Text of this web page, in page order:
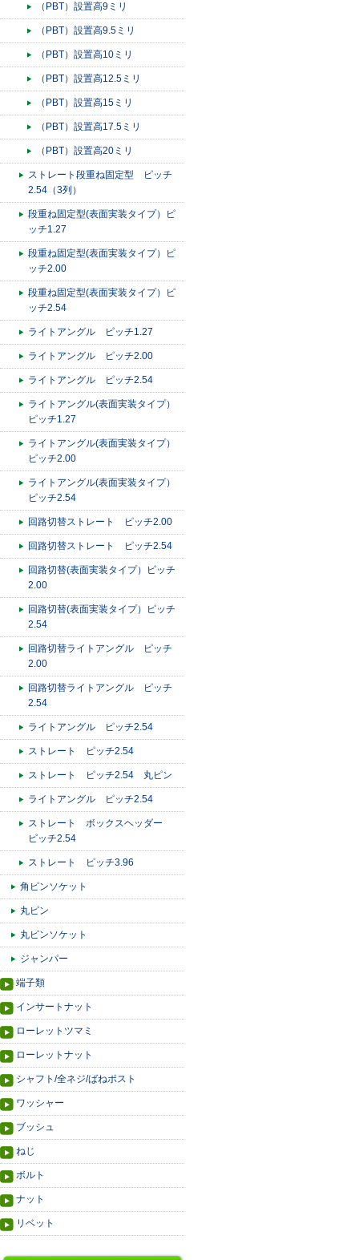
（PBT）設置高9ミリ
（PBT）設置高9.5ミリ
（PBT）設置高10ミリ
（PBT）設置高12.5ミリ
（PBT）設置高15ミリ
（PBT）設置高17.5ミリ
（PBT）設置高20ミリ
ストレート段重ね固定型 ピッチ
2.54（3列）
段重ね固定型(表面実装タイプ）ピ
ッチ1.27
段重ね固定型(表面実装タイプ）ピ
ッチ2.00
段重ね固定型(表面実装タイプ）ピ
ッチ2.54
ライトアングル ピッチ1.27
ライトアングル ピッチ2.00
ライトアングル ピッチ2.54
ライトアングル(表面実装タイプ）
ピッチ1.27
ライトアングル(表面実装タイプ）
ピッチ2.00
ライトアングル(表面実装タイプ）
ピッチ2.54
回路切替ストレート ピッチ2.00
回路切替ストレート ピッチ2.54
回路切替(表面実装タイプ）ピッチ
2.00
回路切替(表面実装タイプ）ピッチ
2.54
回路切替ライトアングル ピッチ
2.00
回路切替ライトアングル ピッチ
2.54
ライトアングル ピッチ2.54
ストレート ピッチ2.54
ストレート ピッチ2.54 丸ピン
ライトアングル ピッチ2.54
ストレート ボックスヘッダー
ピッチ2.54
ストレート ピッチ3.96
角ピンソケット
丸ピン
丸ピンソケット
ジャンパー
端子類
インサートナット
ローレットツマミ
ローレットナット
シャフト/全ネジ/ばねポスト
ワッシャー
ブッシュ
ねじ
ボルト
ナット
リベット